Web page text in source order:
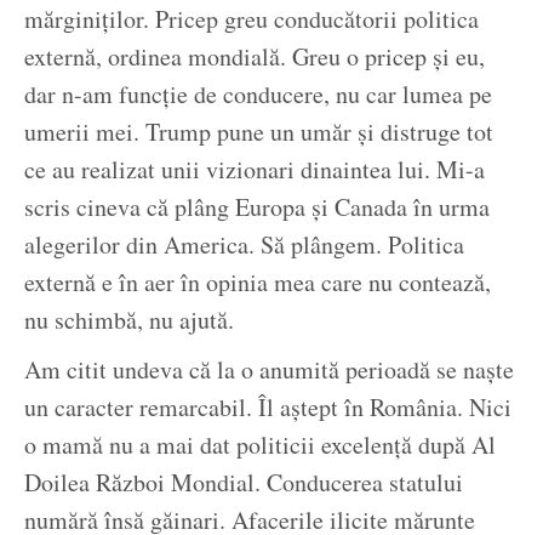
mărginiților. Pricep greu conducătorii politica
externă, ordinea mondială. Greu o pricep și eu,
dar n-am funcție de conducere, nu car lumea pe
umerii mei. Trump pune un umăr și distruge tot
ce au realizat unii vizionari dinaintea lui. Mi-a
scris cineva că plâng Europa și Canada în urma
alegerilor din America. Să plângem. Politica
externă e în aer în opinia mea care nu contează,
nu schimbă, nu ajută.
Am citit undeva că la o anumită perioadă se naște
un caracter remarcabil. Îl aștept în România. Nici
o mamă nu a mai dat politicii excelență după Al
Doilea Război Mondial. Conducerea statului
numără însă găinari. Afacerile ilicite mărunte